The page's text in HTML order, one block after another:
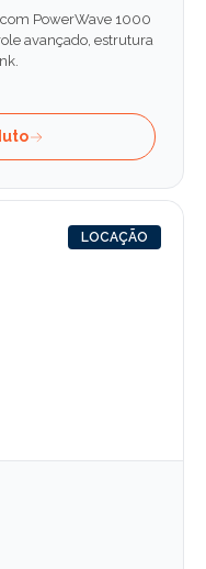
PowerWave 1000
avançado, estrutura
LOCAÇÃO